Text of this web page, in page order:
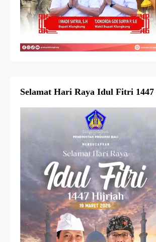
Selamat Hari Raya Idul Fitri